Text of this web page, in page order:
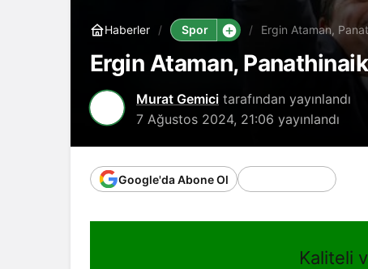
Haberler Spor Ergin Ataman,
Ergin Ataman,
Murat Gemici tarafından yayınlandı
7 Ağustos 2024, 21:06 yayınlandı
Google'da Abone Ol
Kaliteli